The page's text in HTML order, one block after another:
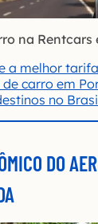
na Rentcars
a melhor
carro em
no
DO